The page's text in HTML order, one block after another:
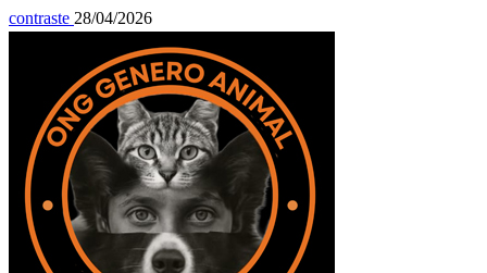
contraste 28/04/2026